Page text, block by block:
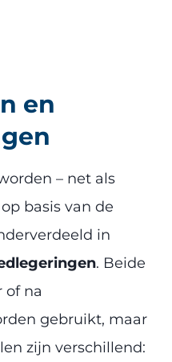
en
– net als
basis van de
in
. Beide
of na
gebruikt, maar
zijn verschillend: